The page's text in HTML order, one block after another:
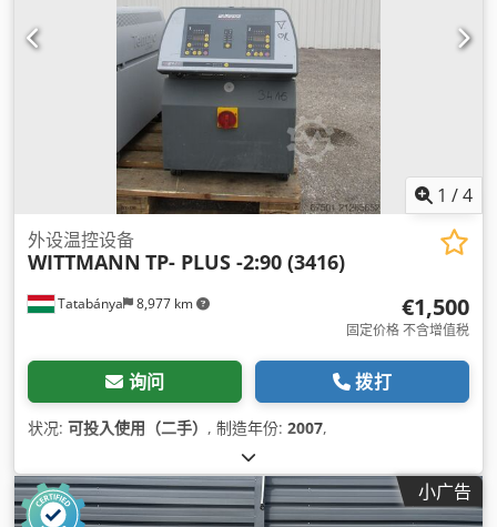
1 /4
Tatabánya 8,977 km
外设温控设备
WITTMANN TP- PLUS -2:90 (3416)
€1,500
固定价格 不含增值税
询问 拨打
状况: 可投入使用（二手） , 制造年份: 2007,
小广告